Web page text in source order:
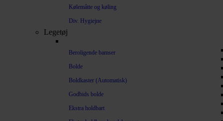
Kølemåtte og køling
Div. Hygiejne
Legetøj
Beroligende bamser
Bolde
Boldkaster (Automatisk)
Godbids bolde
Ekstra holdbart